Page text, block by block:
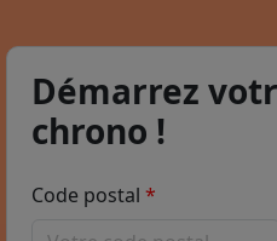
Démarrez
chrono !
Code postal